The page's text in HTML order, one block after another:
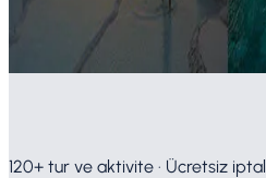
120+ tur ve aktivite · Ücretsiz iptal